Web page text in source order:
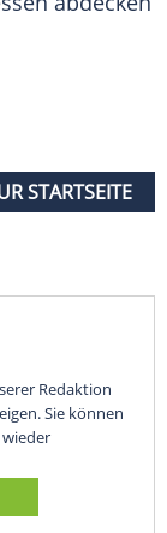
STARTSEITE
Redaktion
Sie können